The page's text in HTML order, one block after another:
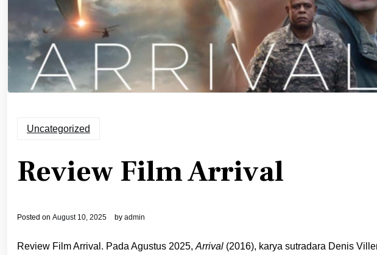
Uncategorized
Review Film Arrival
Posted on August 10, 2025 by admin
Review Film Arrival. Pada Agustus 2025, Arrival (2016), karya sutradara Denis